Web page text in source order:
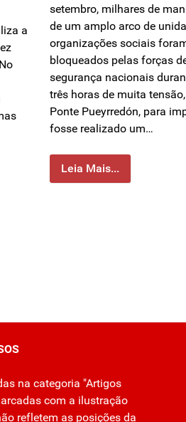
a
setembro, milhares de
de um amplo arco de
organizações sociais
bloqueados pelas forças
segurança nacionais
três horas de muita
Ponte Pueyrredón, para
fosse realizado um…
Leia Mais...
na categoria "Artigos
com a ilustração
refletem as posições da